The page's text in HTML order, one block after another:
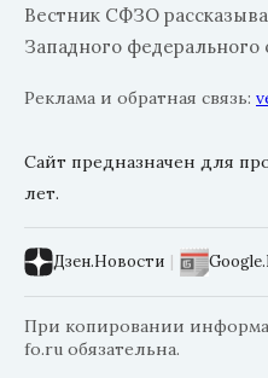
Вестник СФЗО
Западного федерального
Реклама и обратная связь:
Сайт предназначен для
лет.
Дзен.Новости |
При копировании
fo.ru обязательна.